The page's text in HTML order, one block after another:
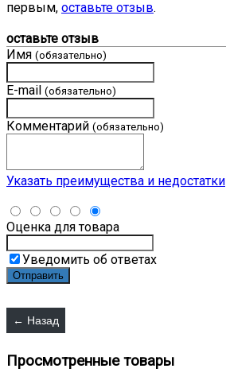
первым, оставьте отзыв.
оставьте отзыв
Имя (обязательно)
E-mail (обязательно)
Комментарий (обязательно)
Указать преимущества и недостатки
Оценка для товара
Уведомить об ответах
Просмотренные товары